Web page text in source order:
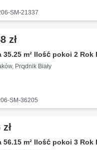
SM-21337
zł
35.25 m² Ilość pokoi 2 Rok
Prądnik Biały
SM-36205
56.15 m² Ilość pokoi 3 Rok